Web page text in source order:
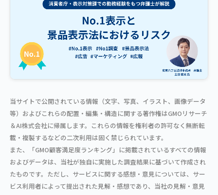
当サイトで公開されている情報（文字、写真、イラスト、画像データ
等）およびこれらの配置・編集・構造に関する著作権はGMOリサーチ
＆AI株式会社に帰属します。これらの情報を権利者の許可なく無断転
載・複製するなどの二次利用は固く禁じられています。
また、「GMO顧客満足度ランキング」に掲載されているすべての情報
およびデータは、当社が独自に実施した調査結果に基づいて作成され
たものです。ただし、サービスに関する感想・意見については、サー
ビス利用者によって提出された見解・感想であり、当社の見解・意見